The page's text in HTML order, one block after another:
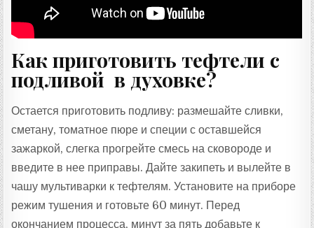
Как приготовить тефтели с
подливой в духовке?
Остается приготовить подливу: размешайте сливки,
сметану, томатное пюре и специи с оставшейся
зажаркой, слегка прогрейте смесь на сковороде и
введите в нее приправы. Дайте закипеть и вылейте в
чашу мультиварки к тефтелям. Установите на приборе
режим тушения и готовьте 60 минут. Перед
окончанием процесса, минут за пять добавьте к